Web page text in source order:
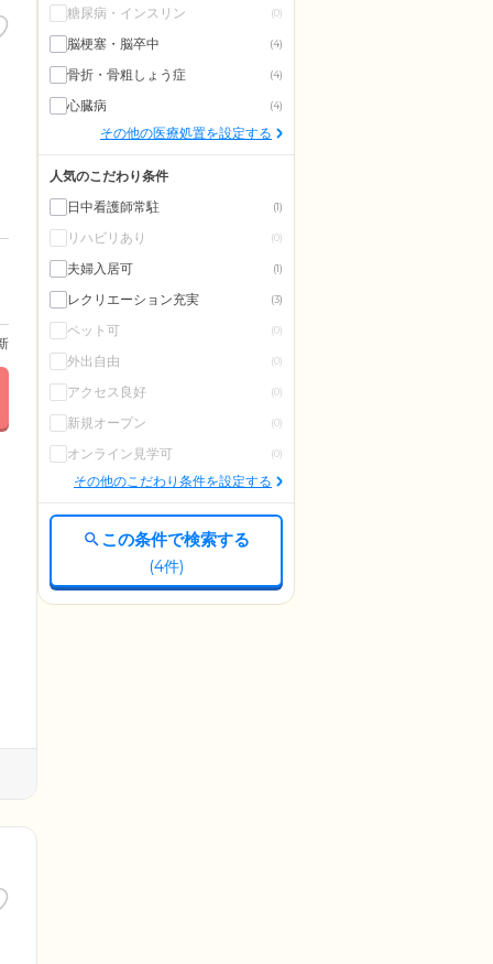
糖尿病・インスリン (0)
脳梗塞・脳卒中 (4)
骨折・骨粗しょう症 (4)
心臓病 (4)
その他の医療処置を設定する
人気のこだわり条件
日中看護師常駐
(1)
リハビリあり (0)
夫婦入居可 (1)
レクリエーション充実 (3)
ペット可 (0)
外出自由 (0)
アクセス良好 (0)
新規オープン (0)
オンライン見学可 (0)
その他のこだわり条件を設定する
この条件で検索する
(4件)